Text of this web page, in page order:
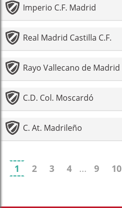
Imperio C.F. Madrid
Real Madrid Castilla C.F.
Rayo Vallecano de Madrid
C.D. Col. Moscardó
C. At. Madrileño
1 2 3 4 ... 9 10